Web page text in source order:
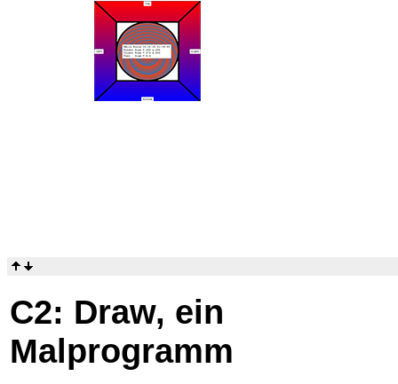
C2: Draw, ein
Malprogramm